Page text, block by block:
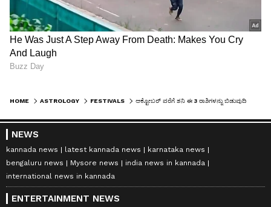
HOME ASTROLOGY FESTIVALS
NEWS
kannada news latest kannada news
karnataka news
bengaluru news
Mysore news
india news in kannada
international news in kannada
ENTERTAINMENT NEWS